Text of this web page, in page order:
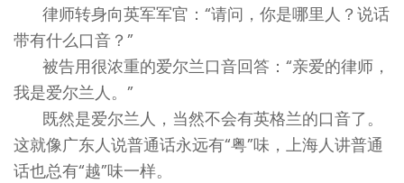
律师转身向英军军官：“请问，你是哪里人？说话
带有什么口音？”
被告用很浓重的爱尔兰口音回答：“亲爱的律师，
我是爱尔兰人。”
既然是爱尔兰人，当然不会有英格兰的口音了。
这就像广东人说普通话永远有“粤”味，上海人讲普通
话也总有“越”味一样。